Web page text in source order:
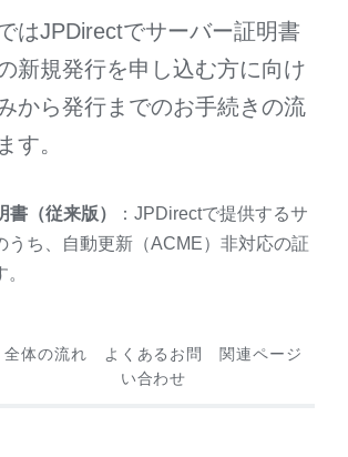
はJPDirectでサーバー証明書
新規発行を申し込む方に向け
から発行までのお手続きの流
す。
書（従来版）
：JPDirectで提供するサ
うち、自動更新（ACME）非対応の証
全体の流れ
よくあるお問
い合わせ
関連ページ